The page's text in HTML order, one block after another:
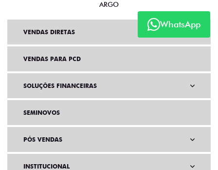
WhatsApp
ARGO
VENDAS DIRETAS
VENDAS PARA PCD
SOLUÇÕES FINANCEIRAS
SEMINOVOS
PÓS VENDAS
INSTITUCIONAL